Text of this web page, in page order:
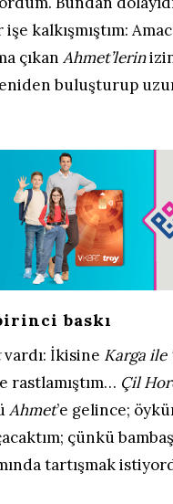
kalkışmıştım:
çıkanAhmet’lerin
buluşturup
baskı
vardı: İkisine Karga ile
Çil
Ahmet’e gelince;
çünkü
tartışmak